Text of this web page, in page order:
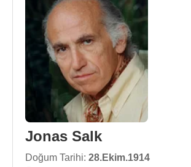
Jonas Salk
Doğum Tarihi: 28.Ekim.1914